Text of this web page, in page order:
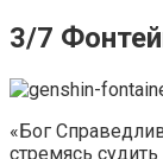
3/7
«Бог
стремясь